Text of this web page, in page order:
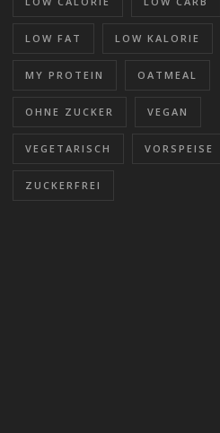
LOW FAT LOW KALORIE
MY PROTEIN OATMEAL
OHNE ZUCKER VEGAN
VEGETARISCH VORSPEISE
ZUCKERFREI